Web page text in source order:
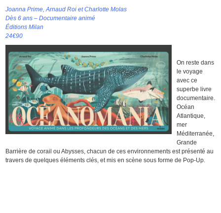
Joanna Prime, Arnaud Roi et Charlotte Molas
Dès 6 ans – Documentaire animé
Éditions Milan
24€90
On reste dans
le voyage
avec ce
superbe livre
documentaire.
Océan
Atlantique,
mer
Méditerranée,
Grande
Barrière de corail ou Abysses, chacun de ces environnements est présenté au
travers de quelques éléments clés, et mis en scène sous forme de Pop-Up.